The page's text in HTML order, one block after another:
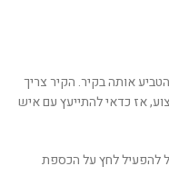
אותה בקיר. הקיר צריך
אז כדאי להתייעץ עם איש
להפעיל לחץ על הכספת